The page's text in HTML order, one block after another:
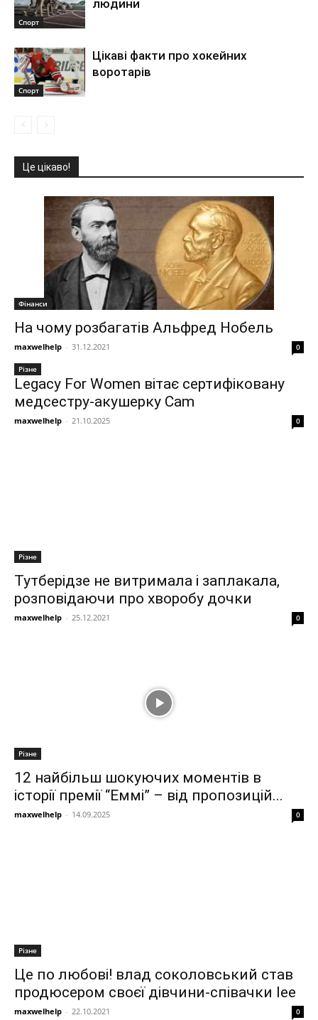
Спорт
людини
Спорт
Цікаві факти про хокейних
воротарів
Це цікаво!
Фінанси
На чому розбагатів Альфред Нобель
maxwelhelp - 31.12.2021 0
Різне
Legacy For Women вітає сертифіковану
медсестру-акушерку Cam
maxwelhelp - 21.10.2025 0
Різне
Тутберідзе не витримала і заплакала,
розповідаючи про хворобу дочки
maxwelhelp - 25.12.2021 0
Різне
12 найбільш шокуючих моментів в
історії премії “Еммі” – від пропозицій...
maxwelhelp - 14.09.2025 0
Різне
Це по любові! влад соколовський став
продюсером своєї дівчини-співачки lee
maxwelhelp - 22.10.2021 0